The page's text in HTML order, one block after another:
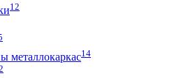
12
металлокаркас14